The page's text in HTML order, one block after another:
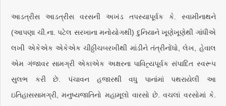
આડત્રીસ આડત્રીસ વરસની અખંડ તપસ્યાપૂર્વક કે. સ્વામીનાથને
(આપણા ચી.ના. પટેલ સરખાના મનોયોગથી) દુનિયાને ખૂણેખૂણેથી ગાંધીએ
લખી એકેએક એકેએક ચીઠ્ઠીચબરખીથી માંડીને તંત્રીનોંધો, લેખ, હેવાલ
એમ ગંજાવર સામગ્રી એકાએક અક્ષરના પાવિત્ર્યપૂર્વક સંપાદિત સ્વરૂપ
સુલભ કરી છે. પંચાવન હજારથી વધુ પાનાંમાં પથરાયેલી આ
ઇતિહાસસામગ્રી, મનુષ્યજાતિનો મહામૂલો વારસો છે. વચલાં વરસોમાં કે.